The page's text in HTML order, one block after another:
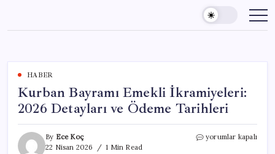
content
HABER
Kurban Bayramı Emekli İkramiyeleri:
2026 Detayları ve Ödeme Tarihleri
By Ece Koç
22 Nisan 2026
1 Min Read
Kurban
yorumlar kapalı